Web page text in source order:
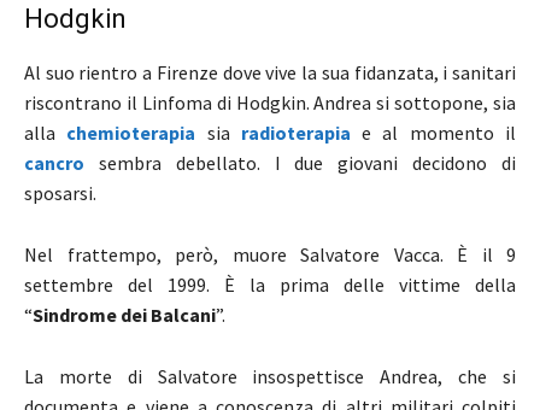
Hodgkin
Al suo rientro a Firenze dove vive la sua fidanzata, i sanitari
riscontrano il Linfoma di Hodgkin. Andrea si sottopone, sia
alla chemioterapia sia radioterapia e al momento il
cancro sembra debellato. I due giovani decidono di
sposarsi.
Nel frattempo, però, muore Salvatore Vacca. È il 9
settembre del 1999. È la prima delle vittime della
“Sindrome dei Balcani”.
La morte di Salvatore insospettisce Andrea, che si